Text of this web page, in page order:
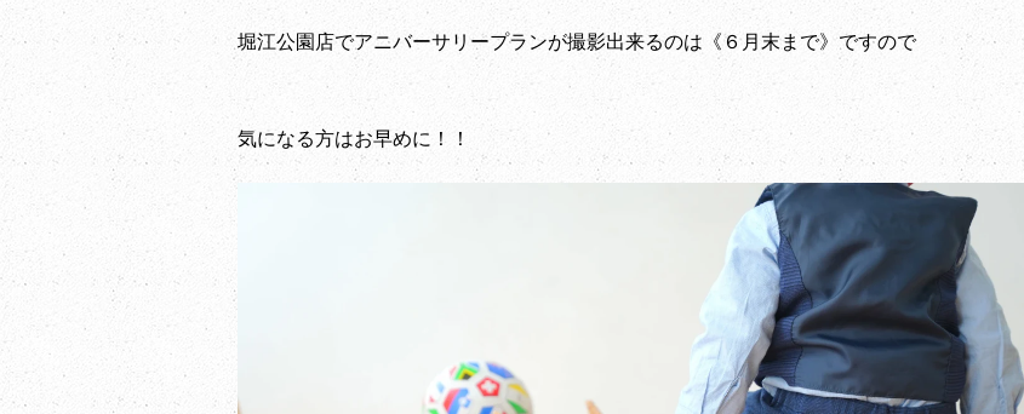
堀江公園店でアニバーサリープランが撮影出来るのは《６月末まで》ですので
気になる方はお早めに！！